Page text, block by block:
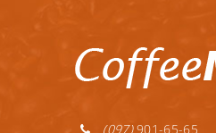
(097)901-65-65